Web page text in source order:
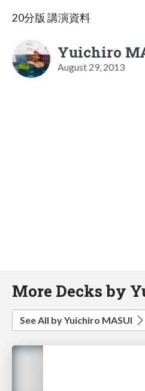
20分版 講演資料
Yuichiro
August 29, 2013
More Decks by
See All by Yuichiro MASUI